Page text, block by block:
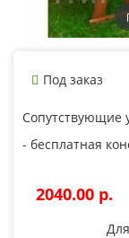
Под заказ
Сопутствующие
- бесплатная
2040.00 p.